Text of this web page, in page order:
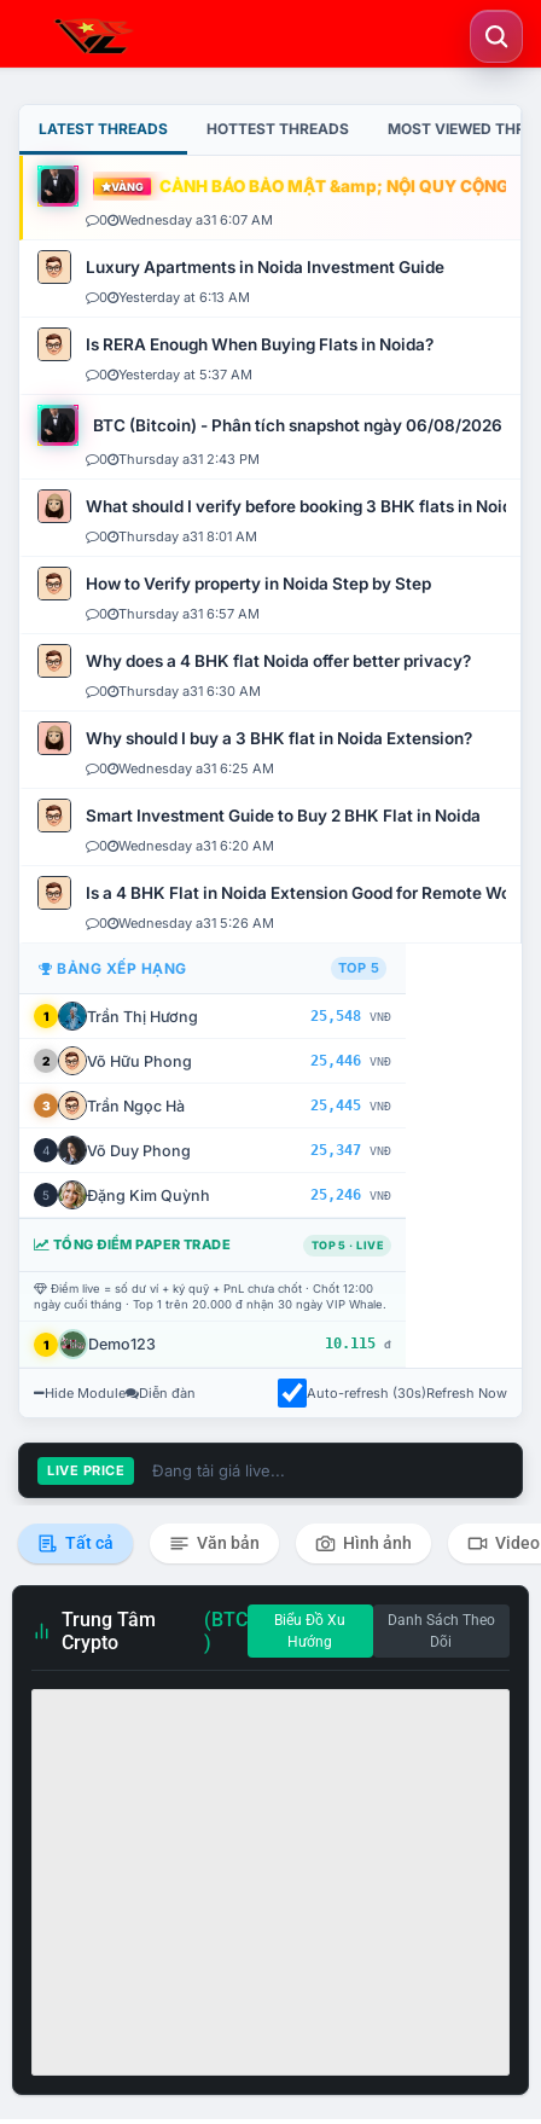
LATEST THREADS HOTTEST THREADS MOST VIEWED
VÀNG CẢNH BÁO BẢO MẬT &amp; NỘI QUY CỘNG
0 Wednesday a31 6:07 AM
Luxury Apartments in Noida Investment Guide
0 Yesterday at 6:13 AM
Is RERA Enough When Buying Flats in Noida?
0 Yesterday at 5:37 AM
BTC (Bitcoin) - Phân tích snapshot ngày 06/08/2026
0 Thursday a31 2:43 PM
What should I verify before booking 3 BHK flats in Noida?
0 Thursday a31 8:01 AM
How to Verify property in Noida Step by Step
0 Thursday a31 6:57 AM
Why does a 4 BHK flat Noida offer better privacy?
0 Thursday a31 6:30 AM
Why should I buy a 3 BHK flat in Noida Extension?
0 Wednesday a31 6:25 AM
Smart Investment Guide to Buy 2 BHK Flat in Noida
0 Wednesday a31 6:20 AM
Is a 4 BHK Flat in Noida Extension Good for Remote Work?
0 Wednesday a31 5:26 AM
BẢNG XẾP HẠNG TOP 5
1 Trần Thị Hương 25,548 VNĐ
2 Võ Hữu Phong 25,446 VNĐ
3 Trần Ngọc Hà 25,445 VNĐ
4 Võ Duy Phong 25,347 VNĐ
5 Đặng Kim Quỳnh 25,246 VNĐ
TỔNG ĐIỂM PAPER TRADE TOP 5 · LIVE
Điểm live = số dư ví + ký quỹ + PnL chưa chốt · Chốt 12:00
ngày cuối tháng · Top 1 trên 20.000 đ nhận 30 ngày VIP Whale.
1 Demo123 10.115 đ
Hide Module Diễn đàn Auto-refresh (30s)Refresh Now
LIVE PRICE Đang tải giá live...
Tất cả Văn bản Hình ảnh Video
Trung Tâm
Crypto
(BTC
)
Biểu Đồ Xu
Hướng
Danh Sách Theo
Dõi